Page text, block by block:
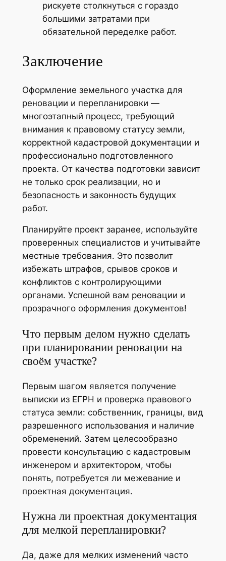
рискуете столкнуться с гораздо
большими затратами при
обязательной переделке работ.
Заключение
Оформление земельного участка для
реновации и перепланировки —
многоэтапный процесс, требующий
внимания к правовому статусу земли,
корректной кадастровой документации и
профессионально подготовленного
проекта. От качества подготовки зависит
не только срок реализации, но и
безопасность и законность будущих
работ.
Планируйте проект заранее, используйте
проверенных специалистов и учитывайте
местные требования. Это позволит
избежать штрафов, срывов сроков и
конфликтов с контролирующими
органами. Успешной вам реновации и
прозрачного оформления документов!
Что первым делом нужно сделать
при планировании реновации на
своём участке?
Первым шагом является получение
выписки из ЕГРН и проверка правового
статуса земли: собственник, границы, вид
разрешенного использования и наличие
обременений. Затем целесообразно
провести консультацию с кадастровым
инженером и архитектором, чтобы
понять, потребуется ли межевание и
проектная документация.
Нужна ли проектная документация
для мелкой перепланировки?
Да, даже для мелких изменений часто